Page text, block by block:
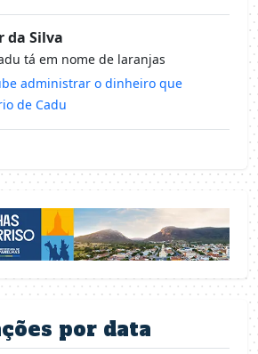
da Silva
tá em nome de laranjas
administrar o dinheiro que
de Cadu
por data